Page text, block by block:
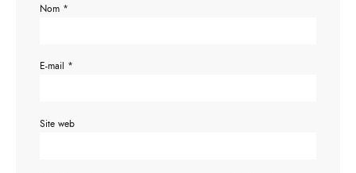
Nom *
E-mail *
Site web